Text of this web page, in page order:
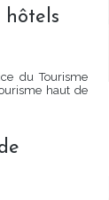
hôtels
du Tourisme
haut de